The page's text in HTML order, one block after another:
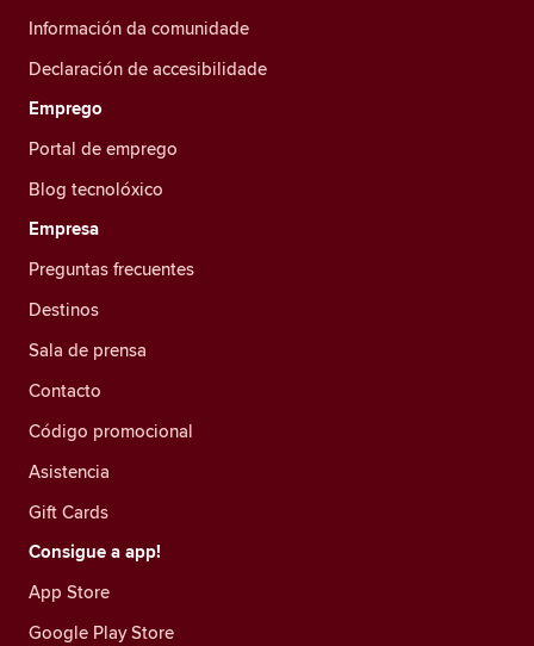
Información da comunidade
Declaración de accesibilidade
Emprego
Portal de emprego
Blog tecnolóxico
Empresa
Preguntas frecuentes
Destinos
Sala de prensa
Contacto
Código promocional
Asistencia
Gift Cards
Consigue a app!
App Store
Google Play Store